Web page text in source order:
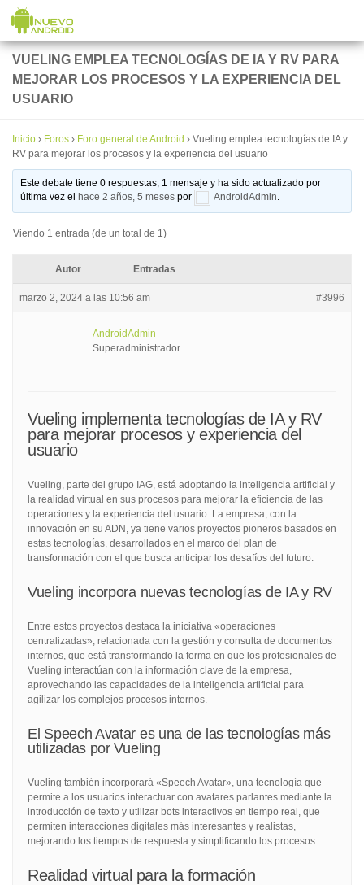
Saltar al contenido
VUELING EMPLEA TECNOLOGÍAS DE IA Y RV PARA
MEJORAR LOS PROCESOS Y LA EXPERIENCIA DEL
USUARIO
Inicio › Foros › Foro general de Android › Vueling emplea tecnologías de IA y
RV para mejorar los procesos y la experiencia del usuario
Este debate tiene 0 respuestas, 1 mensaje y ha sido actualizado por
última vez el
hace 2 años, 5 meses por AndroidAdmin.
Viendo 1 entrada (de un total de 1)
Autor Entradas
marzo 2, 2024 a las 10:56 am #3996
AndroidAdmin
Superadministrador
Vueling implementa tecnologías de IA y RV
para mejorar procesos y experiencia del
usuario
Vueling, parte del grupo IAG, está adoptando la inteligencia artificial y
la realidad virtual en sus procesos para mejorar la eficiencia de las
operaciones y la experiencia del usuario. La empresa, con la
innovación en su ADN, ya tiene varios proyectos pioneros basados en
estas tecnologías, desarrollados en el marco del plan de
transformación con el que busca anticipar los desafíos del futuro.
Vueling incorpora nuevas tecnologías de IA y RV
Entre estos proyectos destaca la iniciativa «operaciones
centralizadas», relacionada con la gestión y consulta de documentos
internos, que está transformando la forma en que los profesionales de
Vueling interactúan con la información clave de la empresa,
aprovechando las capacidades de la inteligencia artificial para
agilizar los complejos procesos internos.
El Speech Avatar es una de las tecnologías más
utilizadas por Vueling
Vueling también incorporará «Speech Avatar», una tecnología que
permite a los usuarios interactuar con avatares parlantes mediante la
introducción de texto y utilizar bots interactivos en tiempo real, que
permiten interacciones digitales más interesantes y realistas,
mejorando los tiempos de respuesta y simplificando los procesos.
Realidad virtual para la formación